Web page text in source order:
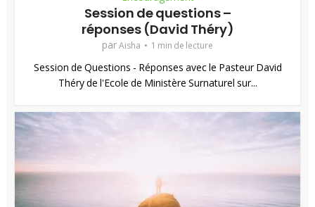
Session de questions –
réponses (David Théry)
parAisha 1 min de lecture
Session de Questions - Réponses avec le Pasteur David
Théry de l'Ecole de Ministère Surnaturel sur...